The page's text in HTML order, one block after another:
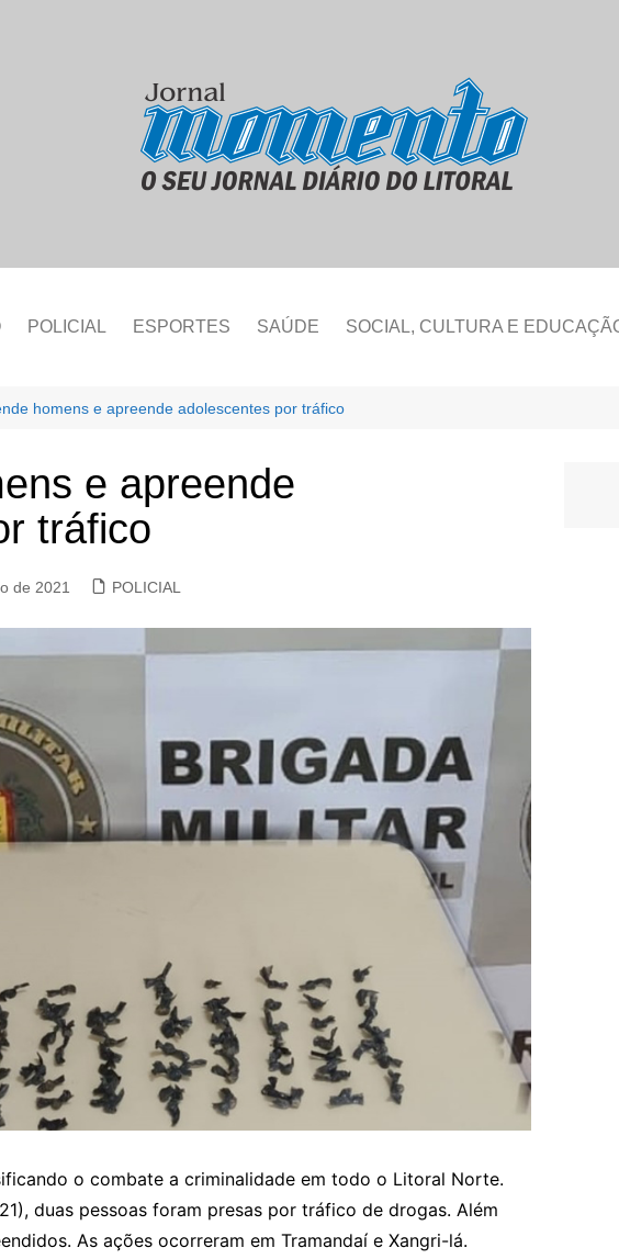
POLICIAL ESPORTES SAÚDE SOCIAL, CULTURA E
homens e apreende adolescentes por tráfico
e apreende
tráfico
de 2021 POLICIAL
o combate a criminalidade em todo o Litoral Norte.
duas pessoas foram presas por tráfico de drogas. Além
As ações ocorreram em Tramandaí e Xangri-lá.